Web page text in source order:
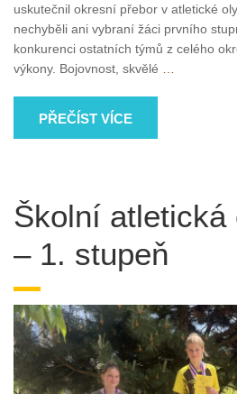
uskutečnil okresní přebor v atletické
nechyběli ani vybraní žáci prvního
konkurenci ostatních týmů z celého
výkony. Bojovnost, skvělé
PŘEČÍST VÍCE
Školní atletická
– 1. stupeň